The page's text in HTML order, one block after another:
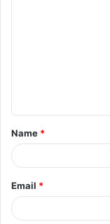
t
*
Name *
Email *